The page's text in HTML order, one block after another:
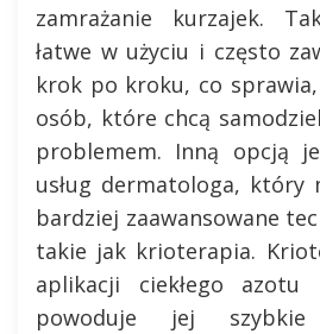
zamrażanie kurzajek.
łatwe w użyciu i często
krok po kroku, co
osób, które chcą
problemem. Inną opcją
usług dermatologa, który
bardziej zaawansowane
takie jak krioterapia.
aplikacji ciekłego
powoduje jej